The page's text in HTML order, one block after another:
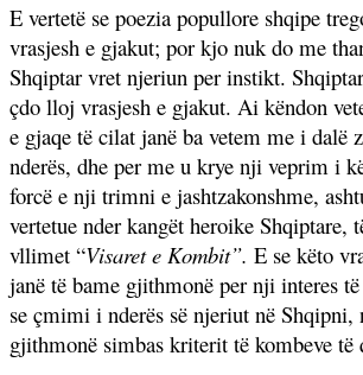
E vertetë se poezia popullore shqipe
vrasjesh e gjakut; por kjo nuk do me
Shqiptar vret njeriun per instikt.
çdo lloj vrasjesh e gjakut. Ai këndon
e gjaqe të cilat janë ba vetem me i dalë
nderës, dhe per me u krye nji veprim i
forcë e nji trimni e jashtzakonshme,
vertetue nder kangët heroike Shqiptare,
vllimet “Visaret e Kombit”. E se këto
janë të bame gjithmonë per nji interes
se çmimi i nderës së njeriut në Shqipni,
gjithmonë simbas kriterit të kombeve të